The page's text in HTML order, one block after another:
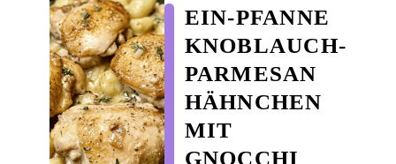
EIN-PFANNE
KNOBLAUCH-
PARMESAN
HÄHNCHEN
MIT
GNOCCHI